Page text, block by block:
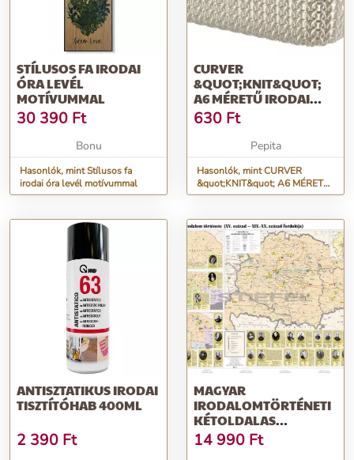
STÍLUSOS FA IRODAI
ÓRA LEVÉL
MOTÍVUMMAL
30 390 Ft
Bonu
Hasonlók, mint Stílusos fa
irodai óra levél motívummal
CURVER
&QUOT;KNIT&QUOT;
A6 MÉRETŰ IRODAI
TÁLCA 1,3L - KRÉM
630 Ft
Pepita
Hasonlók, mint CURVER
&quot;KNIT&quot; A6 MÉRETŰ
IRODAI TÁLCA 1,3L - Krém
ANTISZTATIKUS IRODAI
TISZTÍTÓHAB 400ML
2 390 Ft
MAGYAR
IRODALOMTÖRTÉNETI
KÉTOLDALAS
FALITÉRKÉP POSZTER
14 990 Ft